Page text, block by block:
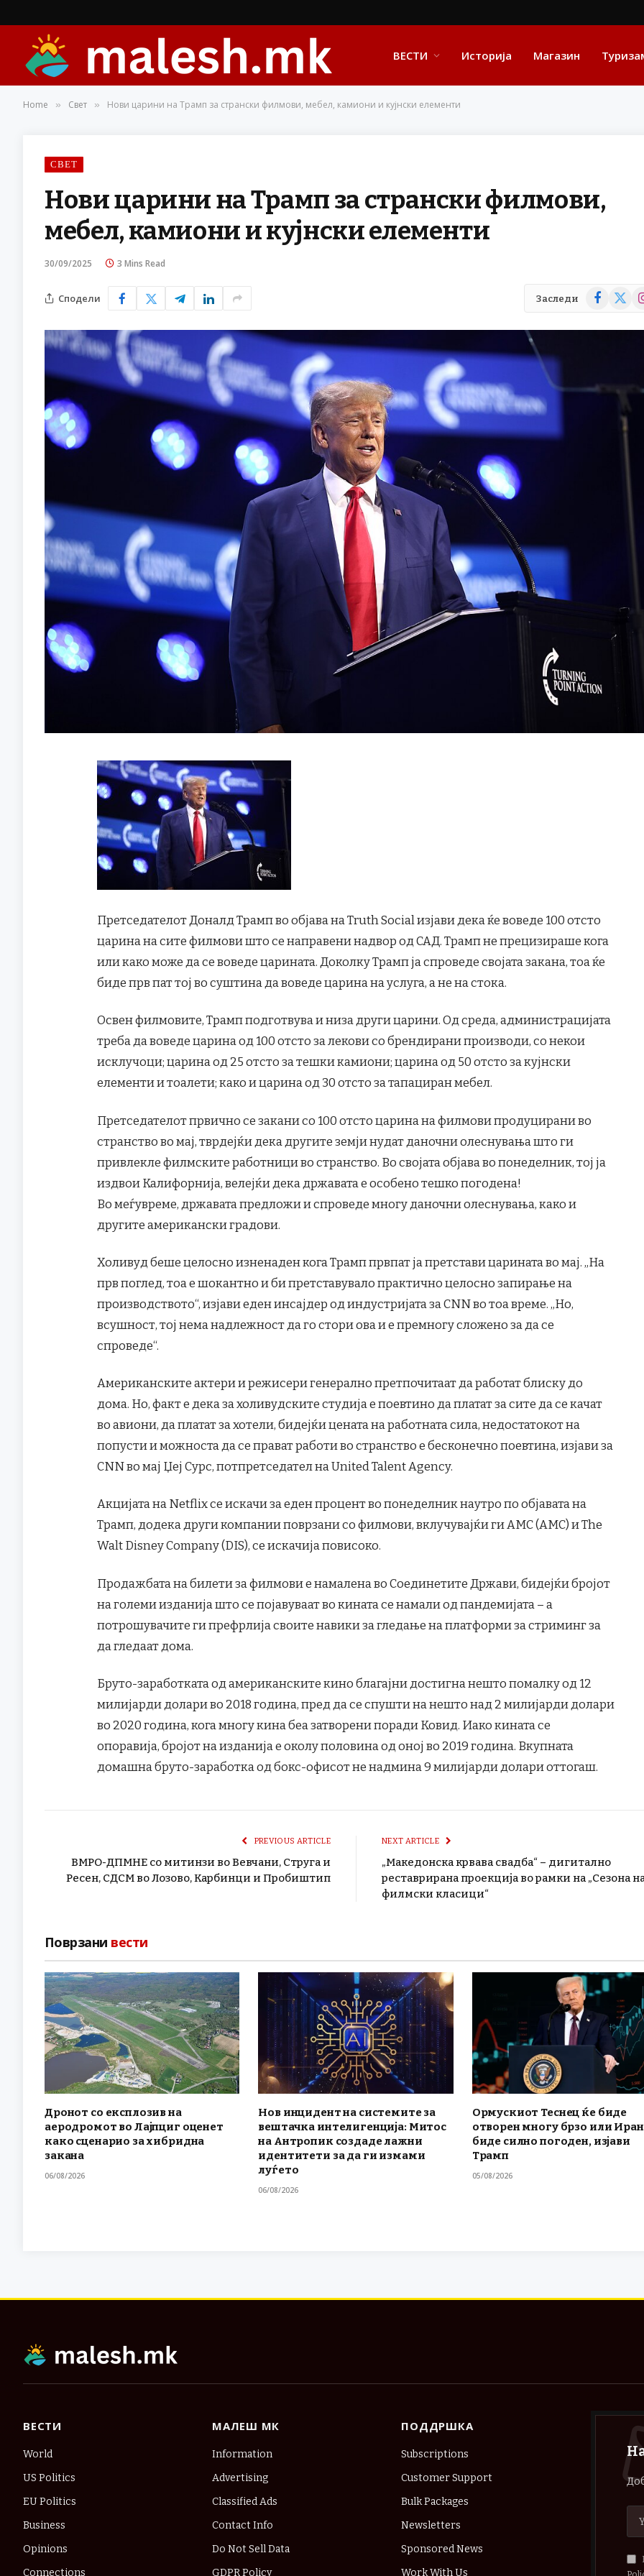
ВЕСТИ Историја Магазин
Home » Свет » Нови царини на Трамп за странски филмови, мебел, камиони и кујнски елементи
СВЕТ
Нови царини на Трамп за странски филмови,
мебел, камиони и кујнски елементи
30/09/2025 3 Mins Read
Сподели Заследи Facebook
X
Претседателот Доналд Трамп во објава на Truth Social изјави дека ќе воведе 100 отсто
царина на сите филмови што се направени надвор од САД. Трамп не прецизираше кога
или како може да се воведе царината. Доколку Трамп ја спроведе својата закана, тоа ќе
биде прв пат тој во суштина да воведе царина на услуга, а не на стока.
Освен филмовите, Трамп подготвува и низа други царини. Од среда, администрацијата
треба да воведе царина од 100 отсто за лекови со брендирани производи, со некои
исклучоци; царина од 25 отсто за тешки камиони; царина од 50 отсто за кујнски
елементи и тоалети; како и царина од 30 отсто за тапациран мебел.
Претседателот првично се закани со 100 отсто царина на филмови продуцирани во
странство во мај, тврдејќи дека другите земји нудат даночни олеснувања што ги
привлекле филмските работници во странство. Во својата објава во понеделник, тој ја
издвои Калифорнија, велејќи дека државата е особено тешко погодена!
Во меѓувреме, државата предложи и спроведе многу даночни олеснувања, како и
другите американски градови.
Холивуд беше целосно изненаден кога Трамп првпат ја претстави царината во мај. „На
прв поглед, тоа е шокантно и би претставувало практично целосно запирање на
производството“, изјави еден инсајдер од индустријата за CNN во тоа време. „Но,
всушност, тој нема надлежност да го стори ова и е премногу сложено за да се
спроведе“.
Американските актери и режисери генерално претпочитаат да работат блиску до
дома. Но, факт е дека за холивудските студија е поевтино да платат за сите да се качат
во авиони, да платат за хотели, бидејќи цената на работната сила, недостатокот на
попусти и можноста да се прават работи во странство е бесконечно поевтина, изјави за
CNN во мај Џеј Сурс, потпретседател на United Talent Agency.
Акцијата на Netflix се искачи за еден процент во понеделник наутро по објавата на
Трамп, додека други компании поврзани со филмови, вклучувајќи ги AMC (AMC) и The
Walt Disney Company (DIS), се искачија повисоко.
Продажбата на билети за филмови е намалена во Соединетите Држави, бидејќи бројот
на големи изданија што се појавуваат во кината се намали од пандемијата – а
потрошувачите ги префрлија своите навики за гледање на платформи за стриминг за
да гледаат дома.
Бруто-заработката од американските кино благајни достигна нешто помалку од 12
милијарди долари во 2018 година, пред да се спушти на нешто над 2 милијарди долари
во 2020 година, кога многу кина беа затворени поради Ковид. Иако кината се
опоравија, бројот на изданија е околу половина од оној во 2019 година. Вкупната
домашна бруто-заработка од бокс-офисот не надмина 9 милијарди долари оттогаш.
PREVIOUS ARTICLE
ВМРО-ДПМНЕ со митинзи во Вевчани, Струга и
Ресен, СДСМ во Лозово, Карбинци и Пробиштип
NEXT ARTICLE
„Македонска крвава свадба“ – дигитално
реставрирана проекција во рамки на „Сезона
филмски класици“
Поврзани вести
Дронот со експлозив на
аеродромот во Лајпциг оценет
како сценарио за хибридна
закана
06/08/2026
Нов инцидент на системите за
вештачка интелигенција: Митос
на Антропик создаде лажни
идентитети за да ги измами
луѓето
06/08/2026
Ормускиот Теснец ќе биде
отворен многу брзо или
биде силно погоден, изјави
Трамп
05/08/2026
ВЕСТИ
World
US Politics
EU Politics
Business
Opinions
Connections
МАЛЕШ МК
Information
Advertising
Classified Ads
Contact Info
Do Not Sell Data
GDPR Policy
ПОДДРШКА
Subscriptions
Customer Support
Bulk Packages
Newsletters
Sponsored News
Work With Us